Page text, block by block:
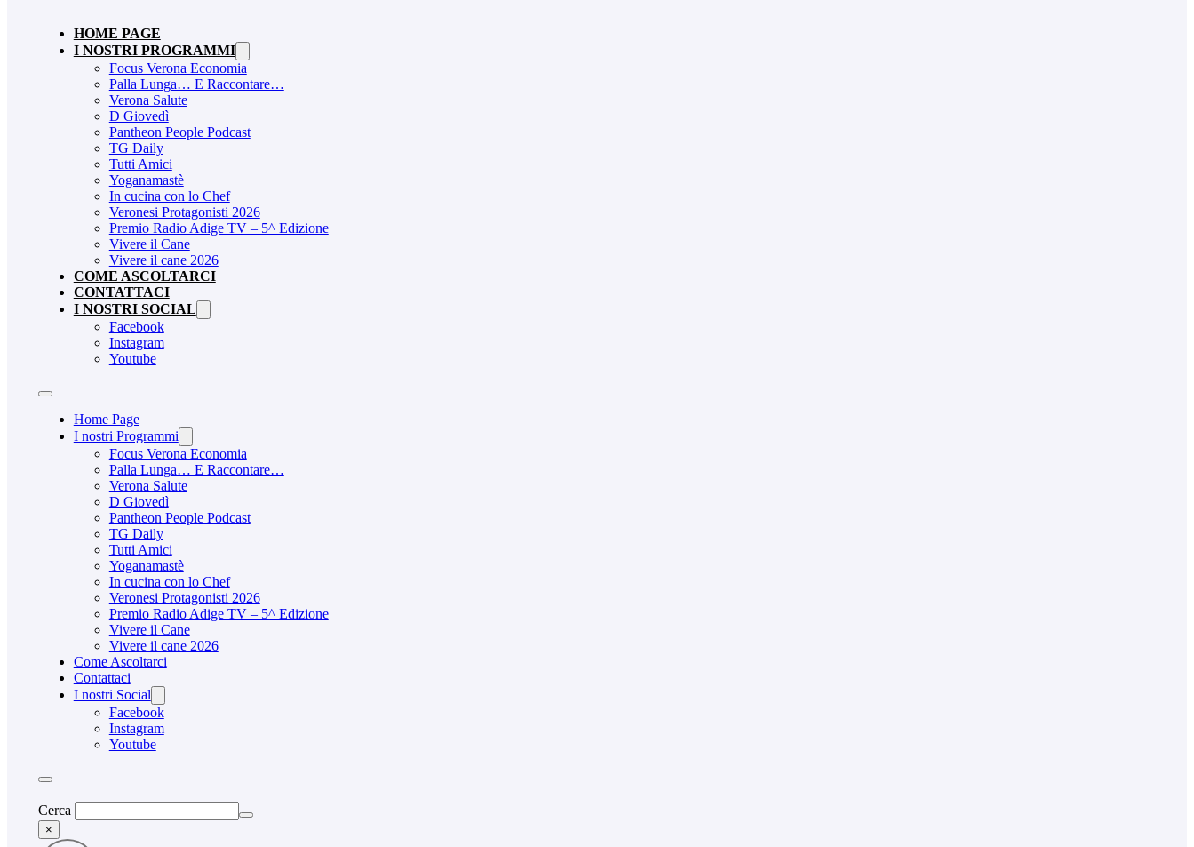
HOME PAGE
I NOSTRI PROGRAMMI
Focus Verona Economia
Palla Lunga… E Raccontare…
Verona Salute
D Giovedì
Pantheon People Podcast
TG Daily
Tutti Amici
Yoganamastè
In cucina con lo Chef
Veronesi Protagonisti 2026
Premio Radio Adige TV – 5^ Edizione
Vivere il Cane
Vivere il cane 2026
COME ASCOLTARCI
CONTATTACI
I NOSTRI SOCIAL
Facebook
Instagram
Youtube
Home Page
I nostri Programmi
Focus Verona Economia
Palla Lunga… E Raccontare…
Verona Salute
D Giovedì
Pantheon People Podcast
TG Daily
Tutti Amici
Yoganamastè
In cucina con lo Chef
Veronesi Protagonisti 2026
Premio Radio Adige TV – 5^ Edizione
Vivere il Cane
Vivere il cane 2026
Come Ascoltarci
Contattaci
I nostri Social
Facebook
Instagram
Youtube
Cerca
×